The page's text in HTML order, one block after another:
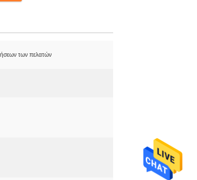
των πελατών